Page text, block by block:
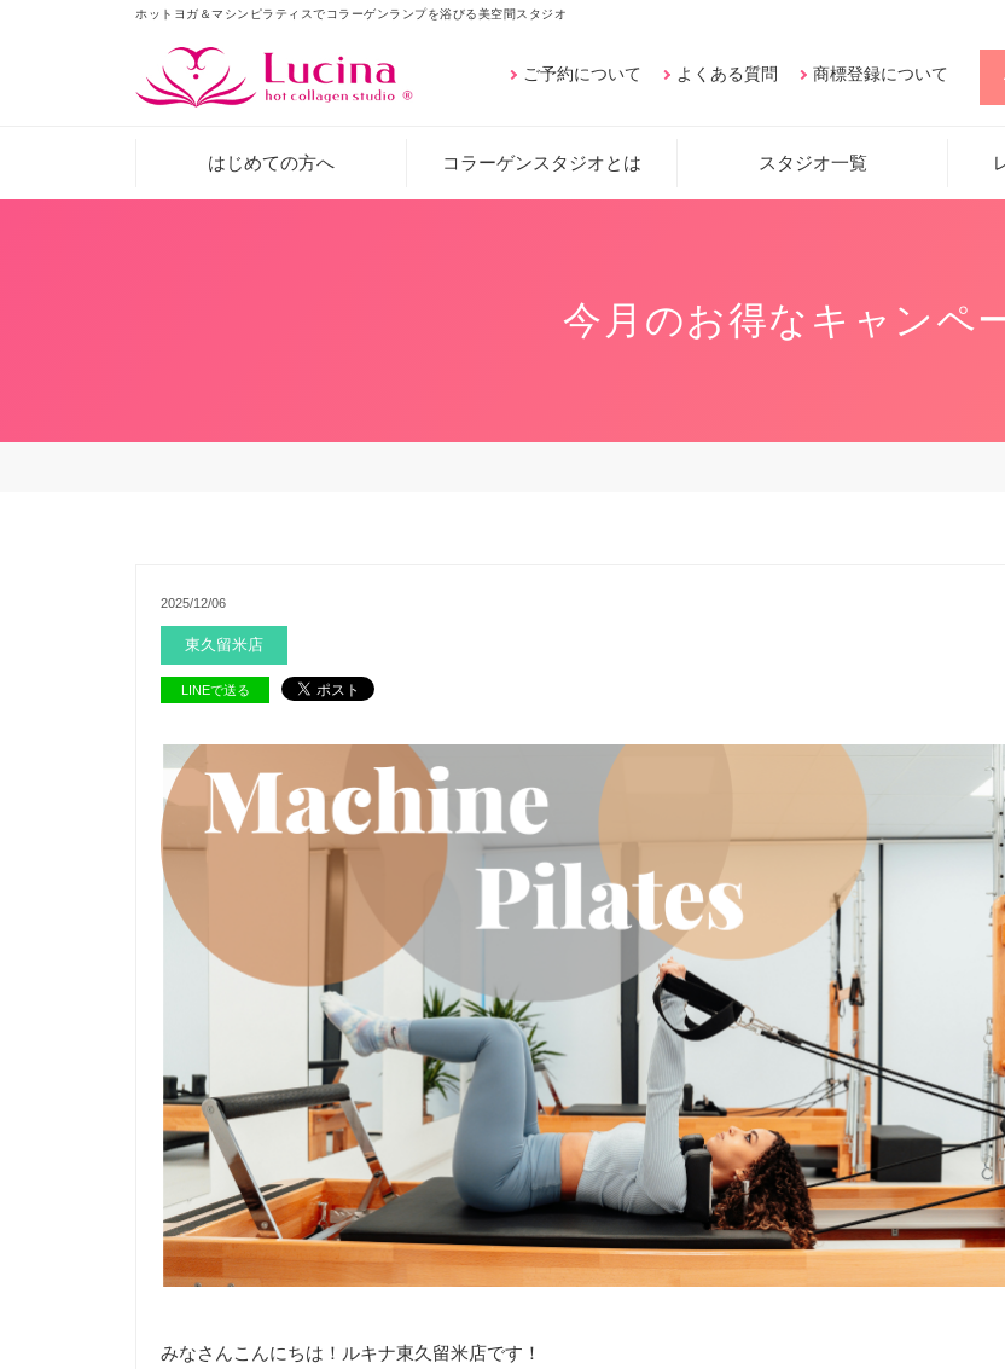
ホットヨガ＆マシンピラティスでコラーゲンランプを浴びる美空間スタジオ
ご予約について よくある質問 商標登録について
はじめての方へ コラーゲンスタジオとは スタジオ一覧
今月のお得なキャンペ
2025/12/06
東久留米店
LINEで送る
みなさんこんにちは！ルキナ東久留米店です！